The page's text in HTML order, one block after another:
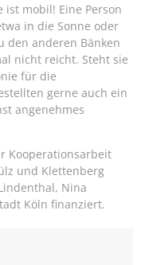
ist mobil! Eine Person
in die Sonne oder
den anderen Bänken
nicht reicht. Steht sie
für die
gerne auch ein
angenehmes
Kooperationsarbeit
und Klettenberg
Nina
Köln finanziert.